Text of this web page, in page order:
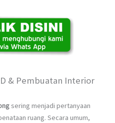
& Pembuatan Interior
sering menjadi pertanyaan
ruang. Secara umum,